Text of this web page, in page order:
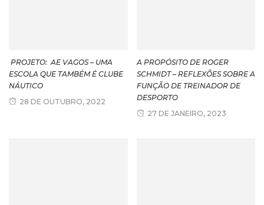
PROJETO: AE VAGOS – UMA
ESCOLA QUE TAMBÉM É CLUBE
NÁUTICO
28 DE OUTUBRO, 2022
A PROPÓSITO DE ROGER
SCHMIDT – REFLEXÕES SOBRE A
FUNÇÃO DE TREINADOR DE
DESPORTO
27 DE JANEIRO, 2023